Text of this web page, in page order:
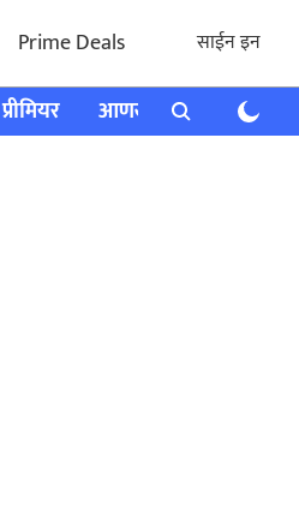
Prime Deals साईन इन
प्रीमियर आणखी राशी भविष्य